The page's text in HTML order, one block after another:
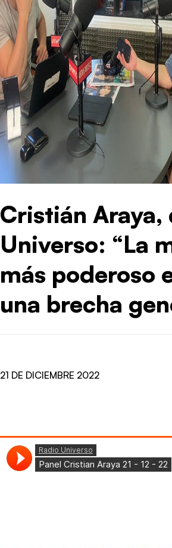
Cristián
Universo: “La
más poderoso
una brecha
21 DE DICIEMBRE 2022